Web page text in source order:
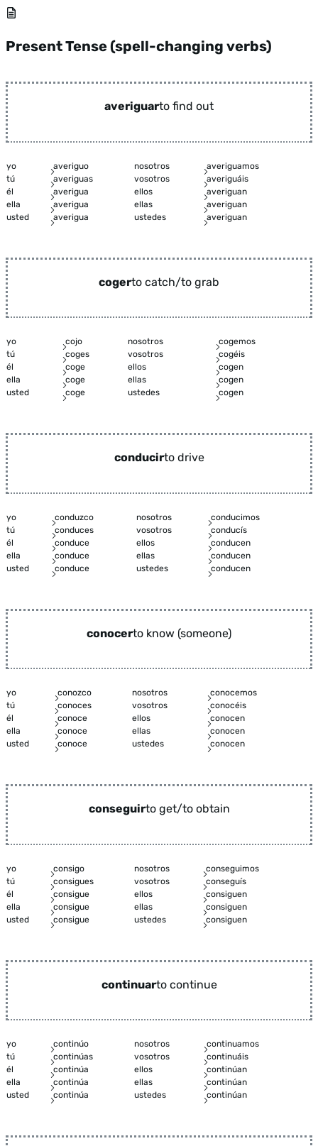
Present Tense (spell-changing verbs)
averiguarto find out
yo averiguo nosotros
averiguamos
tú
averiguas vosotros
averiguáis
él
averigua ellos
averiguan
ella
averigua ellas
averiguan
usted
averigua ustedes averiguan
cogerto catch/to grab
yo cojo nosotros
cogemos
tú
coges vosotros
cogéis
él
coge ellos
cogen
ella
coge ellas
cogen
usted
coge ustedes cogen
conducirto drive
yo conduzco nosotros
conducimos
tú
conduces vosotros
conducís
él
conduce ellos
conducen
ella
conduce ellas
conducen
usted
conduce ustedes conducen
conocerto know (someone)
yo conozco nosotros
conocemos
tú
conoces vosotros
conocéis
él
conoce ellos
conocen
ella
conoce ellas
conocen
usted
conoce ustedes conocen
conseguirto get/to obtain
yo consigo nosotros
conseguimos
tú
consigues vosotros
conseguís
él
consigue ellos
consiguen
ella
consigue ellas
consiguen
usted
consigue ustedes consiguen
continuarto continue
yo continúo nosotros
continuamos
tú
continúas vosotros
continuáis
él
continúa ellos
continúan
ella
continúa ellas
continúan
usted
continúa ustedes continúan